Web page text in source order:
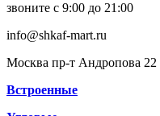
звоните с 9:00 до 21:00
info@shkaf-mart.ru
Москва пр-т Андропова 22
Встроенные